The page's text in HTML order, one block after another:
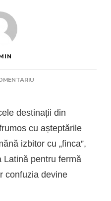
DE
DE
LÂNGĂ
MARTA
destinații din
cu așteptările
izbitor cu „finca”,
Latină pentru fermă
confuzia devine